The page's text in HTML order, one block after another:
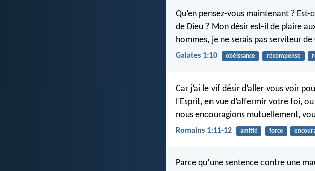
Qu’en pensez-vous maintenant ?
de Dieu ? Mon désir est-il de plaire
hommes, je ne serais pas serviteur de
Galates 1:10 obéissance récompense
Car j’ai le vif désir d’aller vous voir
l’Esprit, en vue d’affermir votre foi,
nous encouragions mutuellement,
Romains 1:11-12 amitié force
Parce qu’une sentence contre une